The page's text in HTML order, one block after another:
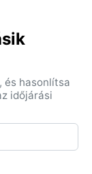
a
miközben
akár 5
esős
és hasonlítsa
időjárási